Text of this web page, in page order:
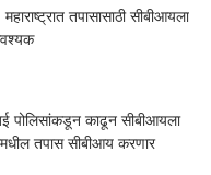
तपासासाठी सीबीआयला
पोलिसांकडून काढून सीबीआयला
तपास सीबीआय करणार